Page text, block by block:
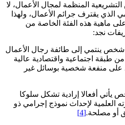
المنظمة لمجال الأعمال، لا
الذي يقترف جرائم الأعمال، ولهذا
ماهية هذه الفئة الخاصة من
نجد:
شخص ينتمي إلى طائفة رجال الأعمال
طبقة اجتماعية واقتصادية عالية
منفعة شخصية بوسائل غير
أفعالا إرادية تشكل سلوكا
العلمية لإحداث نموذج إجرامي ذو
أو مصلحة.[4]